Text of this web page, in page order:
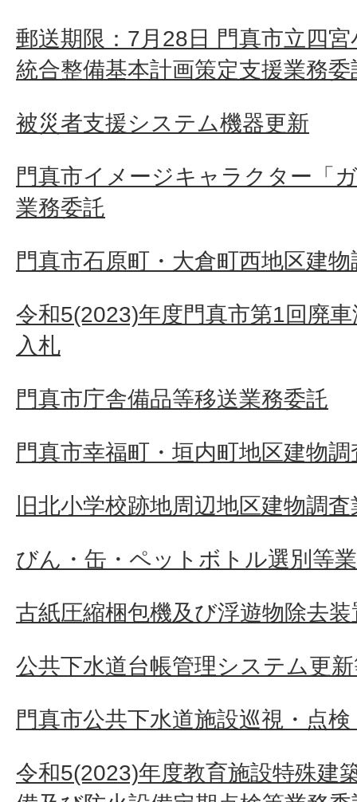
郵送期限：7月28日 門真市立四
統合整備基本計画策定支援業務委
被災者支援システム機器更新
門真市イメージキャラクター「
業務委託
門真市石原町・大倉町西地区建
令和5(2023)年度門真市第1回廃
入札
門真市庁舎備品等移送業務委託
門真市幸福町・垣内町地区建物
旧北小学校跡地周辺地区建物調
びん・缶・ペットボトル選別等
古紙圧縮梱包機及び浮遊物除去
公共下水道台帳管理システム更
門真市公共下水道施設巡視・点
令和5(2023)年度教育施設特殊建